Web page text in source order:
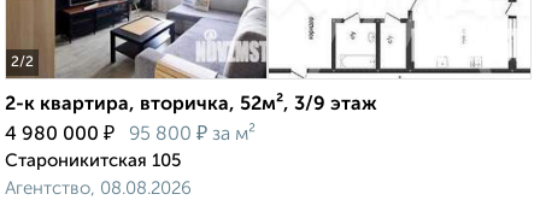
2/2
2-к квартира, вторичка, 52м², 3/9 этаж
4 980 000 ₽ 95 800 ₽ за м²
Староникитская 105
Агентство, 08.08.2026